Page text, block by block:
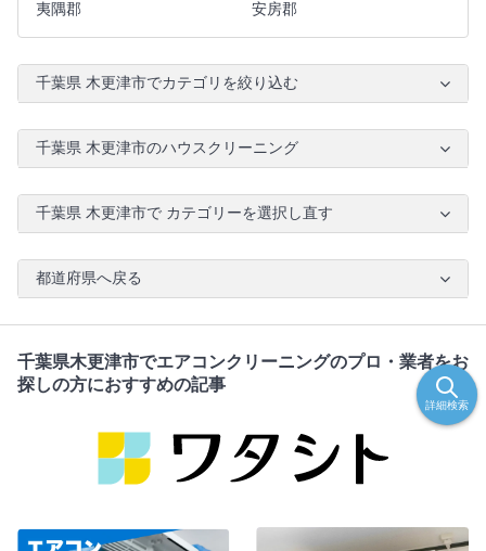
夷隅郡
安房郡
千葉県 木更津市でカテゴリを絞り込む
千葉県 木更津市のハウスクリーニング
千葉県 木更津市で カテゴリーを選択し直す
都道府県へ戻る
千葉県木更津市でエアコンクリーニングのプロ・業者をお
探しの方におすすめの記事
詳細検索